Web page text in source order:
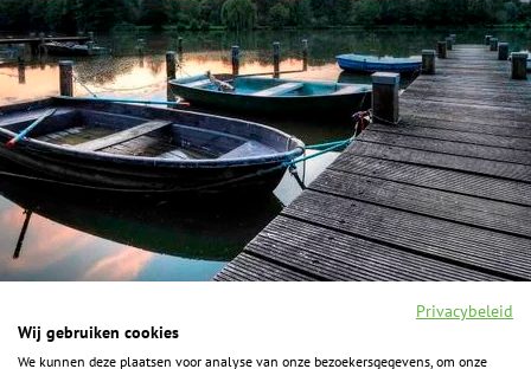
Privacybeleid
Wij gebruiken cookies
We kunnen deze plaatsen voor analyse van onze bezoekersgegevens, om onze